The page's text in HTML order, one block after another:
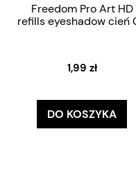
Freedom Pro Art HD
refills eyeshadow cień
1,99 zł
DO KOSZYKA